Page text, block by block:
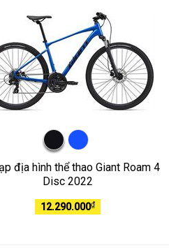
địa hình thể thao Giant Roam 4
Disc 2022
12.290.000₫